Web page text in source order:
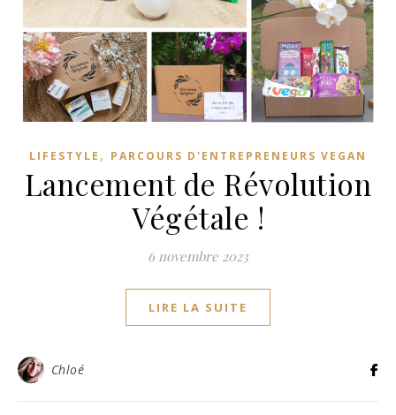
LIFESTYLE , PARCOURS D'ENTREPRENEURS VEGAN
Lancement de Révolution
Végétale !
6 novembre 2023
LIRE LA SUITE
Chloé